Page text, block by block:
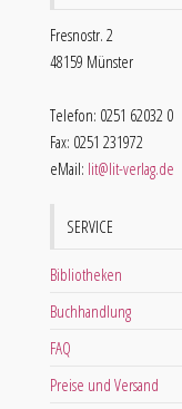
Fresnostr. 2
48159 Münster
Telefon: 0251 62032 0
Fax: 0251 231972
eMail: lit@lit-verlag.de
SERVICE
Bibliotheken
Buchhandlung
FAQ
Preise und Versand